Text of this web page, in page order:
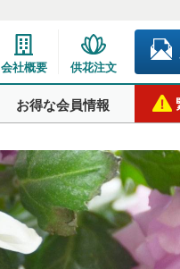
会社概要 供花注文
お得な会員情報